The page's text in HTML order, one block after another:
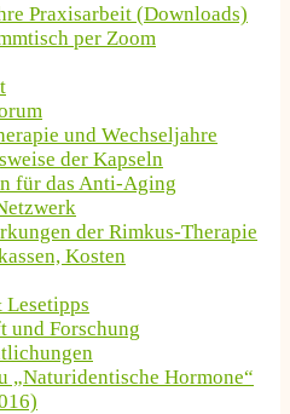
Praxisarbeit (Downloads)
per Zoom
und Wechseljahre
der Kapseln
für das Anti-Aging
der Rimkus-Therapie
Kosten
Lesetipps
und Forschung
„Naturidentische Hormone“